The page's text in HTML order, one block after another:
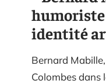
humoriste
identité
Bernard
Colombes dans